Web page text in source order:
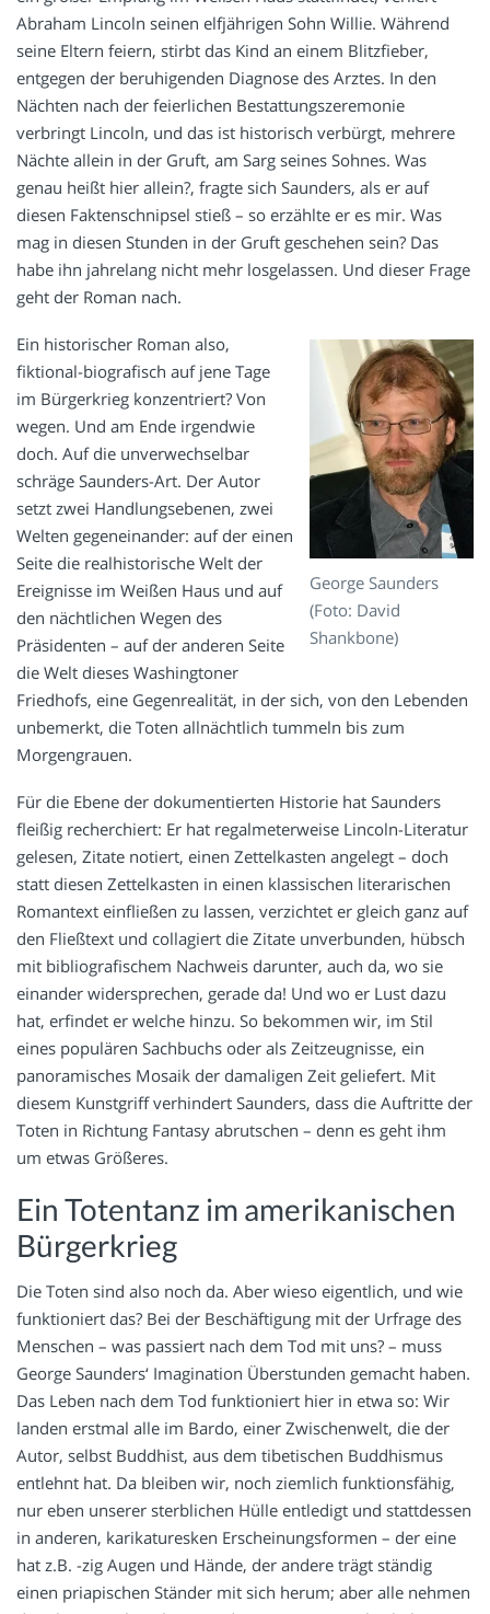
Abraham Lincoln seinen elfjährigen Sohn Willie. Während
seine Eltern feiern, stirbt das Kind an einem Blitzfieber,
entgegen der beruhigenden Diagnose des Arztes. In den
Nächten nach der feierlichen Bestattungszeremonie
verbringt Lincoln, und das ist historisch verbürgt, mehrere
Nächte allein in der Gruft, am Sarg seines Sohnes. Was
genau heißt hier allein?, fragte sich Saunders, als er auf
diesen Faktenschnipsel stieß – so erzählte er es mir. Was
mag in diesen Stunden in der Gruft geschehen sein? Das
habe ihn jahrelang nicht mehr losgelassen. Und dieser Frage
geht der Roman nach.
George Saunders
(Foto: David
Shankbone)
Ein historischer Roman also,
fiktional-biografisch auf jene Tage
im Bürgerkrieg konzentriert? Von
wegen. Und am Ende irgendwie
doch. Auf die unverwechselbar
schräge Saunders-Art. Der Autor
setzt zwei Handlungsebenen, zwei
Welten gegeneinander: auf der einen
Seite die realhistorische Welt der
Ereignisse im Weißen Haus und auf
den nächtlichen Wegen des
Präsidenten – auf der anderen Seite
die Welt dieses Washingtoner
Friedhofs, eine Gegenrealität, in der sich, von den Lebenden
unbemerkt, die Toten allnächtlich tummeln bis zum
Morgengrauen.
Für die Ebene der dokumentierten Historie hat Saunders
fleißig recherchiert: Er hat regalmeterweise Lincoln-Literatur
gelesen, Zitate notiert, einen Zettelkasten angelegt – doch
statt diesen Zettelkasten in einen klassischen literarischen
Romantext einfließen zu lassen, verzichtet er gleich ganz auf
den Fließtext und collagiert die Zitate unverbunden, hübsch
mit bibliografischem Nachweis darunter, auch da, wo sie
einander widersprechen, gerade da! Und wo er Lust dazu
hat, erfindet er welche hinzu. So bekommen wir, im Stil
eines populären Sachbuchs oder als Zeitzeugnisse, ein
panoramisches Mosaik der damaligen Zeit geliefert. Mit
diesem Kunstgriff verhindert Saunders, dass die Auftritte der
Toten in Richtung Fantasy abrutschen – denn es geht ihm
um etwas Größeres.
Ein Totentanz im amerikanischen
Bürgerkrieg
Die Toten sind also noch da. Aber wieso eigentlich, und wie
funktioniert das? Bei der Beschäftigung mit der Urfrage des
Menschen – was passiert nach dem Tod mit uns? – muss
George Saunders‘ Imagination Überstunden gemacht haben.
Das Leben nach dem Tod funktioniert hier in etwa so: Wir
landen erstmal alle im Bardo, einer Zwischenwelt, die der
Autor, selbst Buddhist, aus dem tibetischen Buddhismus
entlehnt hat. Da bleiben wir, noch ziemlich funktionsfähig,
nur eben unserer sterblichen Hülle entledigt und stattdessen
in anderen, karikaturesken Erscheinungsformen – der eine
hat z.B. -zig Augen und Hände, der andere trägt ständig
einen priapischen Ständer mit sich herum; aber alle nehmen